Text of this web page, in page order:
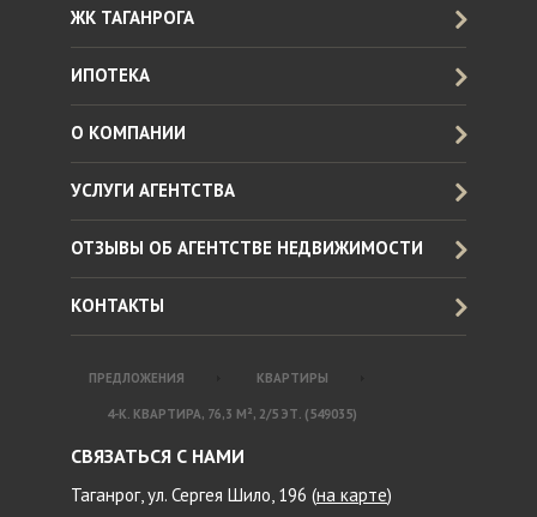
ЖК ТАГАНРОГА
ИПОТЕКА
О КОМПАНИИ
УСЛУГИ АГЕНТСТВА
ОТЗЫВЫ ОБ АГЕНТСТВЕ НЕДВИЖИМОСТИ
КОНТАКТЫ
ПРЕДЛОЖЕНИЯ КВАРТИРЫ
4-К. КВАРТИРА, 76,3 М², 2/5 ЭТ. (549035)
СВЯЗАТЬСЯ С НАМИ
Таганрог, ул. Сергея Шило, 196 (на карте)